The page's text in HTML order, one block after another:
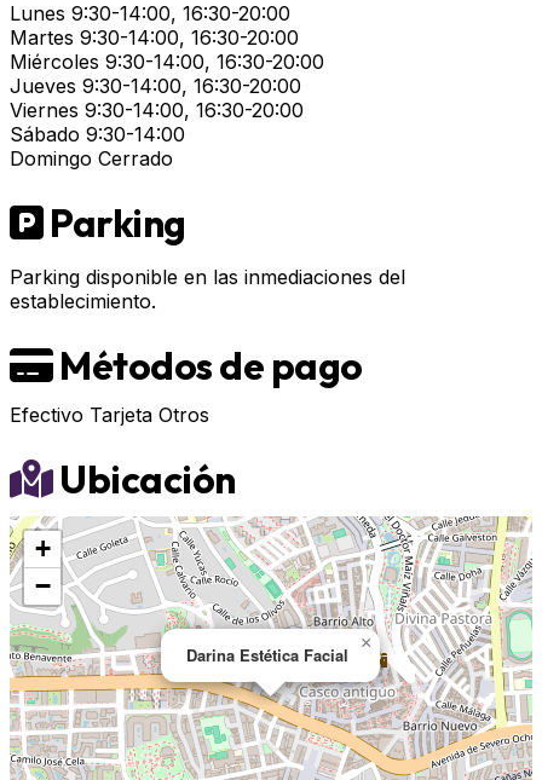
Lunes 9:30-14:00, 16:30-20:00
Martes 9:30-14:00, 16:30-20:00
Miércoles 9:30-14:00, 16:30-20:00
Jueves 9:30-14:00, 16:30-20:00
Viernes 9:30-14:00, 16:30-20:00
Sábado 9:30-14:00
Domingo Cerrado
Parking
Parking disponible en las inmediaciones del
establecimiento.
Métodos de pago
Efectivo Tarjeta Otros
Ubicación
Darina Estética Facial
×
+
−